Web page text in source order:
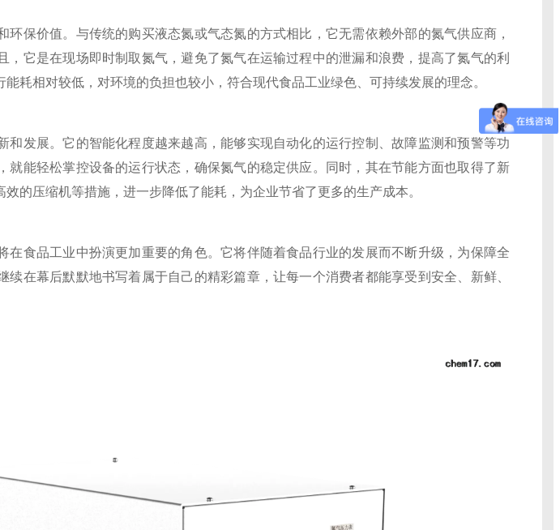
保价值。与传统的购买液态氮或气态氮的方式相比，它无需依赖外部的氮气供应商，
，它是在现场即时制取氮气，避免了氮气在运输过程中的泄漏和浪费，提高了氮气的利
耗相对较低，对环境的负担也较小，符合现代食品工业绿色、可持续发展的理念。
发展。它的智能化程度越来越高，能够实现自动化的运行控制、故障监测和预警等功
就能轻松掌控设备的运行状态，确保氮气的稳定供应。同时，其在节能方面也取得了新
的压缩机等措施，进一步降低了能耗，为企业节省了更多的生产成本。
食品工业中扮演更加重要的角色。它将伴随着食品行业的发展而不断升级，为保障全
在幕后默默地书写着属于自己的精彩篇章，让每一个消费者都能享受到安全、新鲜、